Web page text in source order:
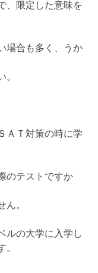
、限定した意味を
場合も多く、うか
。
ＡＴ対策の時に学
のテストですか
ん。
ルの大学に入学し
。